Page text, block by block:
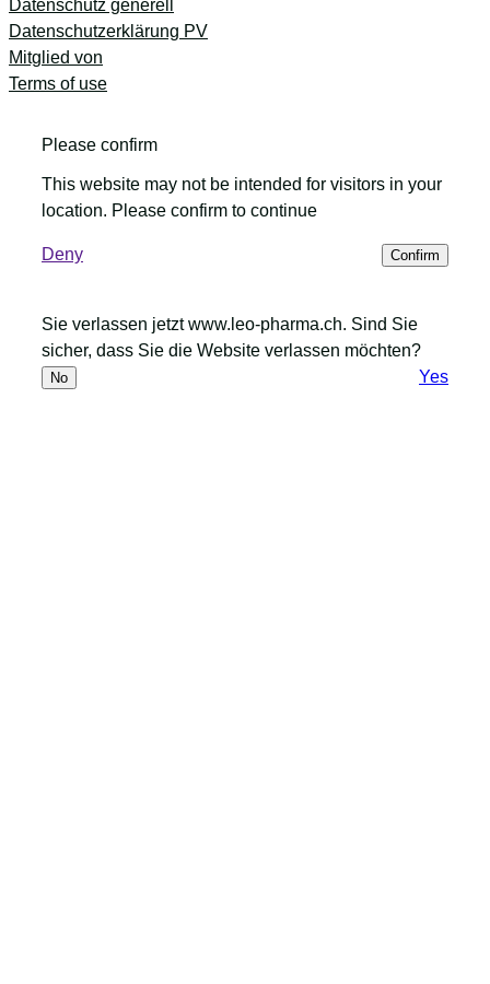
Datenschutz generell
Datenschutzerklärung PV
Mitglied von
Terms of use
Please confirm
This website may not be intended for visitors in your
location. Please confirm to continue
Deny Confirm
Sie verlassen jetzt www.leo-pharma.ch. Sind Sie
sicher, dass Sie die Website verlassen möchten?
No Yes